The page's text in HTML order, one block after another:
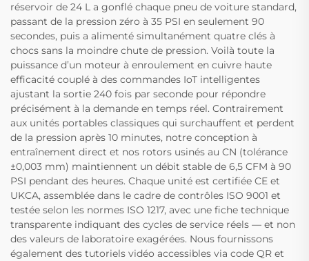
réservoir de 24 L a gonflé chaque pneu de voiture standard,
passant de la pression zéro à 35 PSI en seulement 90
secondes, puis a alimenté simultanément quatre clés à
chocs sans la moindre chute de pression. Voilà toute la
puissance d’un moteur à enroulement en cuivre haute
efficacité couplé à des commandes IoT intelligentes
ajustant la sortie 240 fois par seconde pour répondre
précisément à la demande en temps réel. Contrairement
aux unités portables classiques qui surchauffent et perdent
de la pression après 10 minutes, notre conception à
entraînement direct et nos rotors usinés au CN (tolérance
±0,003 mm) maintiennent un débit stable de 6,5 CFM à 90
PSI pendant des heures. Chaque unité est certifiée CE et
UKCA, assemblée dans le cadre de contrôles ISO 9001 et
testée selon les normes ISO 1217, avec une fiche technique
transparente indiquant des cycles de service réels — et non
des valeurs de laboratoire exagérées. Nous fournissons
également des tutoriels vidéo accessibles via code QR et